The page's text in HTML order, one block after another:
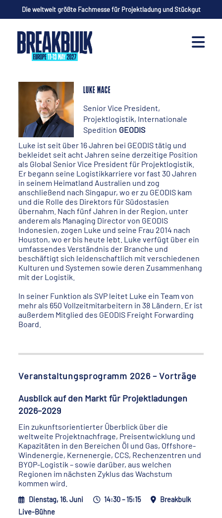
Die weltweit größte Fachmesse für Projektladung und Stückgut
LUKE MACE
Senior Vice President,
Projektlogistik, Internationale
Spedition GEODIS
Luke ist seit über 16 Jahren bei GEODIS tätig und
bekleidet seit acht Jahren seine derzeitige Position
als Global Senior Vice President für Projektlogistik.
Er begann seine Logistikkarriere vor fast 30 Jahren
in seinem Heimatland Australien und zog
anschließend nach Singapur, wo er zu GEODIS kam
und die Rolle des Direktors für Südostasien
übernahm. Nach fünf Jahren in der Region, unter
anderem als Managing Director von GEODIS
Indonesien, zogen Luke und seine Frau 2014 nach
Houston, wo er bis heute lebt. Luke verfügt über ein
umfassendes Verständnis der Branche und
beschäftigt sich leidenschaftlich mit verschiedenen
Kulturen und Systemen sowie deren Zusammenhang
mit der Logistik.
In seiner Funktion als SVP leitet Luke ein Team von
mehr als 650 Vollzeitmitarbeitern in 38 Ländern. Er ist
außerdem Mitglied des GEODIS Freight Forwarding
Board.
Veranstaltungsprogramm 2026 – Vorträge
Ausblick auf den Markt für Projektladungen
2026–2029
Ein zukunftsorientierter Überblick über die
weltweite Projektnachfrage, Preisentwicklung und
Kapazitäten in den Bereichen Öl und Gas, Offshore-
Windenergie, Kernenergie, CCS, Rechenzentren und
BYOP-Logistik – sowie darüber, aus welchen
Regionen im nächsten Zyklus das Wachstum
kommen wird.
Dienstag, 16. Juni 14:30 – 15:15
Breakbulk
Live-Bühne